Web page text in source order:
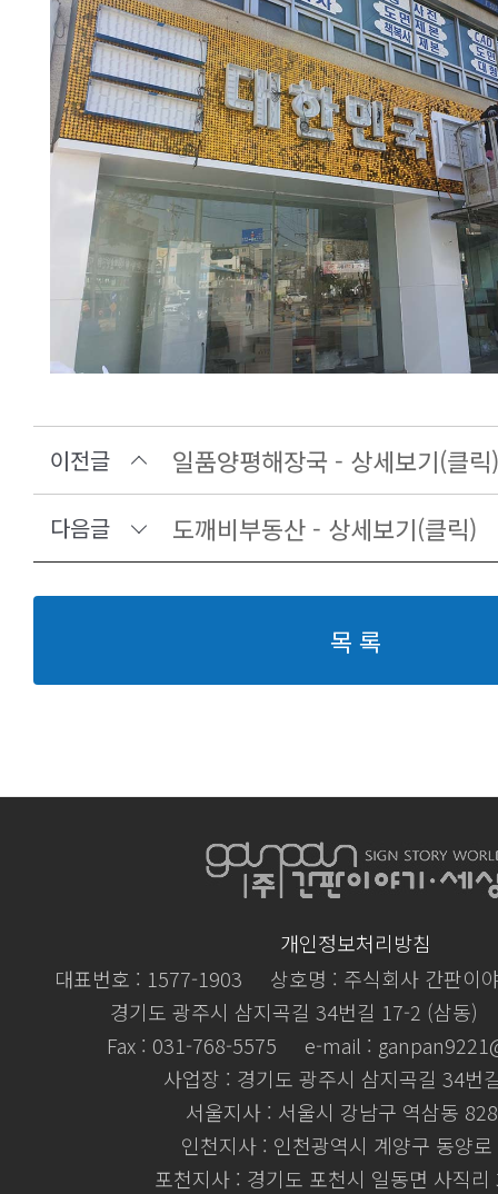
이전글 일품양평해장국 - 상세보기(클릭)
다음글 도깨비부동산 - 상세보기(클릭)
목 록
개인정보처리방침
대표번호 : 1577-1903
상호명 : 주식회사 간판이
경기도 광주시 삼지곡길 34번길 17-2 (삼동)
Fax : 031-768-5575
e-mail :
사업장 : 경기도 광주시 삼지곡길 34번
서울지사 : 서울시 강남구 역삼동
인천지사 : 인천광역시 계양구 동양
포천지사 : 경기도 포천시 일동면 사직